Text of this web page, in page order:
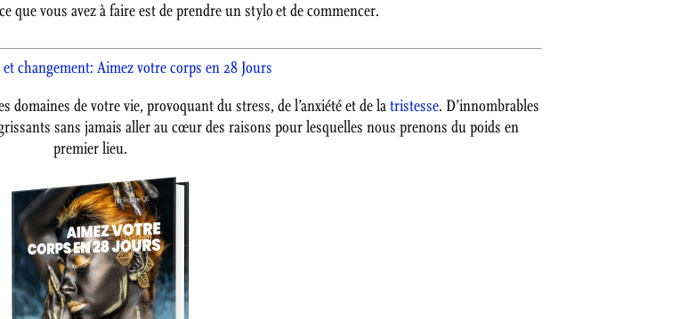
que vous avez à faire est de prendre un stylo et de commencer.
changement: Aimez votre corps en 28 Jours
de votre vie, provoquant du stress, de l’anxiété et de latristesse. D’innombrables
sans jamais aller au cœur des raisons pour lesquelles nous prenons du poids en
premier lieu.